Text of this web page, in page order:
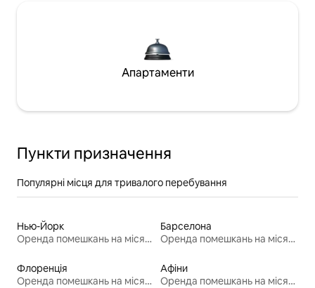
Апартаменти
Пункти призначення
Популярні місця для тривалого перебування
Нью-Йорк
Оренда помешкань на місяць
Барселона
Оренда помешкань на місяць
Флоренція
Оренда помешкань на місяць
Афіни
Оренда помешкань на місяць